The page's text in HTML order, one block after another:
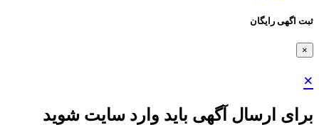
ثبت اگهی رایگان
×
×
برای ارسال آگهی باید وارد سایت شوید